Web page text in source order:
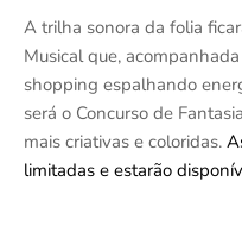
A trilha sonora da folia
Musical que,
shopping espalhando
será o Concurso de
mais criativas e coloridas.
limitadas e estarão